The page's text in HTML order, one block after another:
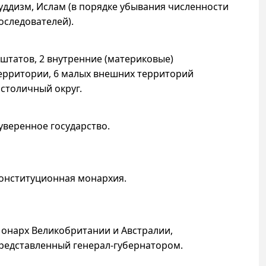
Ислам (в порядке убывания численности
2 внутренние (материковые)
6 малых внешних территорий
округ.
государство.
монархия.
Великобритании и Австралии,
генерал-губернатором.